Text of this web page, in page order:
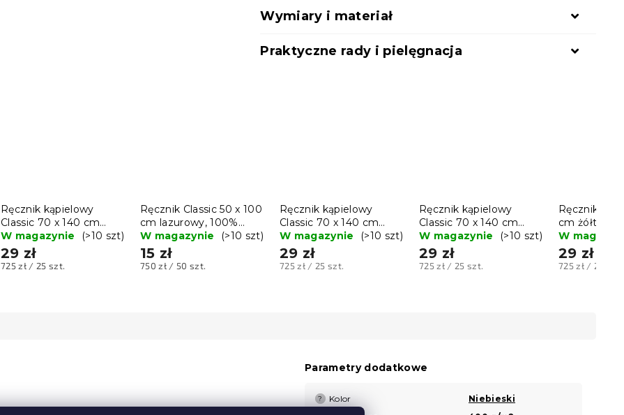
Wymiary i materiał
Praktyczne rady i pielęgnacja
Ręcznik kąpielowy
Classic 70 x 140 cm
jasny zielony, 100%
bawełna
W magazynie (>10 szt)
29 zł
Cena
725 zł / 25 szt.
Ręcznik Classic 50 x 100
cm lazurowy, 100%
bawełna
W magazynie (>10 szt)
15 zł
Cena
750 zł / 50 szt.
Ręcznik kąpielowy
Classic 70 x 140 cm
ciemnoniebieski, 100%
bawełna
W magazynie (>10 szt)
29 zł
Cena
725 zł / 25 szt.
Ręcznik kąpielowy
Classic 70 x 140 cm
czerwony, 100%
bawełna
W magazynie (>10 szt)
29 zł
Cena
725 zł / 25 szt.
Ręcznik
cm żółty,
W
29 zł
Cena
725 zł / 25 szt.
Parametry dodatkowe
? Kolor Niebieski